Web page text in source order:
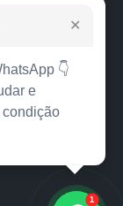
1
✕
👇
e
condição